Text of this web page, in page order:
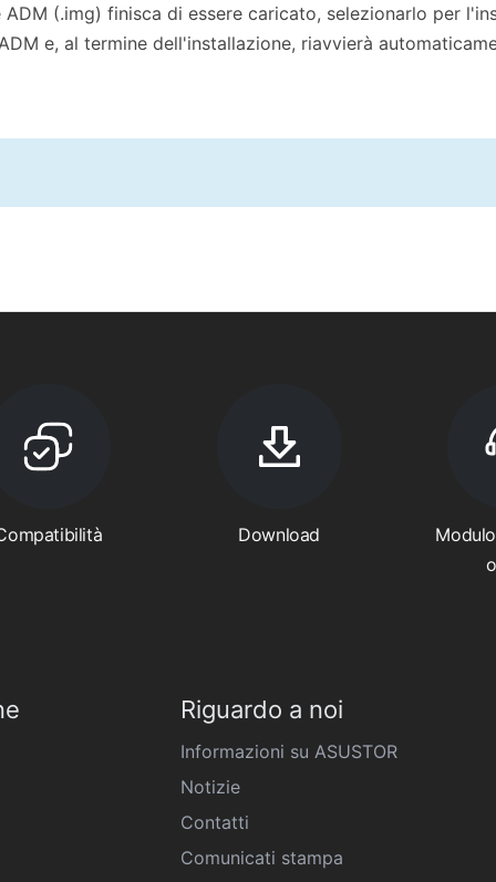
(.img) finisca di essere caricato, selezionarlo per
e, al termine dell'installazione, riavvierà
Download
Riguardo a noi
Informazioni su ASUSTOR
Notizie
Contatti
Comunicati stampa